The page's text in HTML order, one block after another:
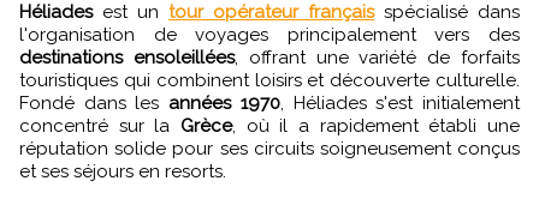
Héliades est un tour opérateur françaisspécialisé dans
l'organisation de voyages principalement vers des
destinations ensoleillées, offrant une variété de forfaits
touristiques qui combinent loisirs et découverte culturelle.
Fondé dans les années 1970, Héliades s'est initialement
concentré sur la Grèce, où il a rapidement établi une
réputation solide pour ses circuits soigneusement conçus
et ses séjours en resorts.